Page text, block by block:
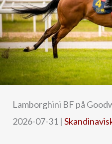
Lamborghini BF på
2026-07-31 |